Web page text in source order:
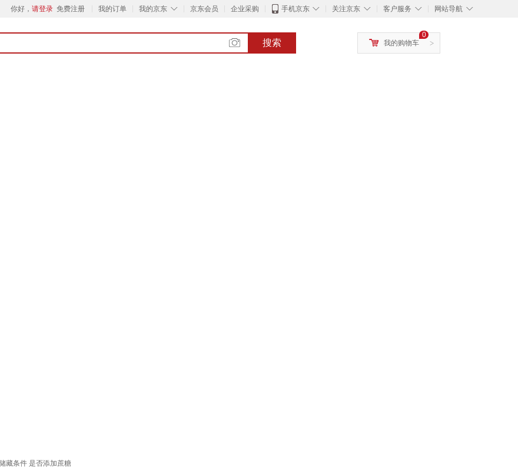
你好， 请登录 免费注册 我的订单 ◇
我的京东 京东会员 企业采购 ◇
手机京东 ◇
关注京东 ◇
客户服务 ◇
网站导航
搜索 >
0
我的购物车
藏条件 是否添加蔗糖